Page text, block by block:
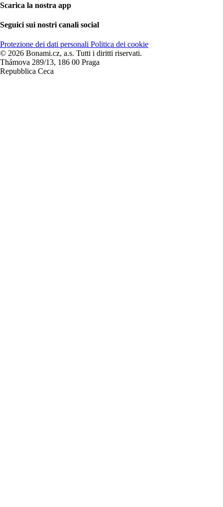
Scarica la nostra app
Seguici sui nostri canali social
Protezione dei dati personali Politica dei cookie
© 2026 Bonami.cz, a.s. Tutti i diritti riservati.
Thámova 289/13, 186 00 Praga
Repubblica Ceca